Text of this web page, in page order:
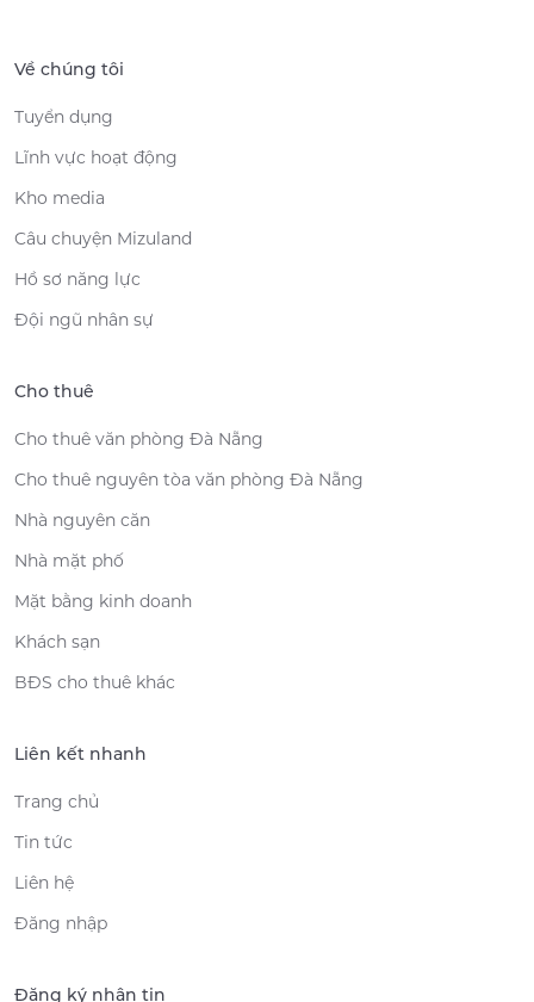
Về chúng tôi
Tuyển dụng
Lĩnh vực hoạt động
Kho media
Câu chuyện Mizuland
Hồ sơ năng lực
Đội ngũ nhân sự
Cho thuê
Cho thuê văn phòng Đà Nẵng
Cho thuê nguyên tòa văn phòng Đà Nẵng
Nhà nguyên căn
Nhà mặt phố
Mặt bằng kinh doanh
Khách sạn
BĐS cho thuê khác
Liên kết nhanh
Trang chủ
Tin tức
Liên hệ
Đăng nhập
Đăng ký nhận tin